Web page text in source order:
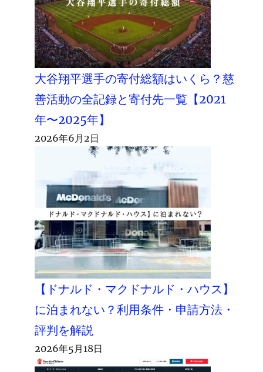
大谷翔平選手の寄付総額はいくら？慈
善活動の全記録と寄付先一覧【2021
年〜2025年】
2026年6月2日
【ドナルド・マクドナルド・ハウス】
に泊まれない？利用条件・申請方法・
評判を解説
2026年5月18日